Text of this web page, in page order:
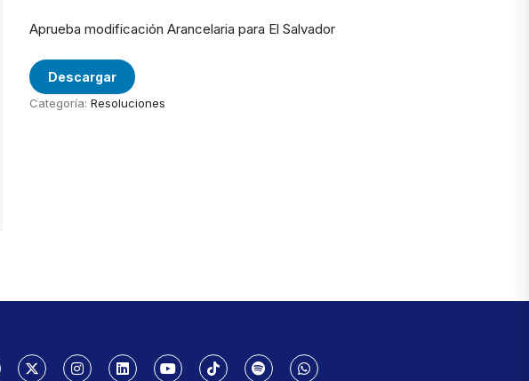
Aprueba modificación Arancelaria para El Salvador
Descargar
Categoría: Resoluciones